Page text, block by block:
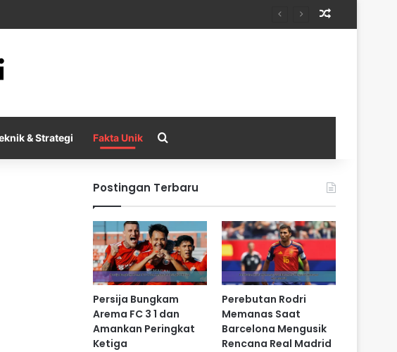
& Strategi Fakta Unik
Postingan Terbaru
Persija Bungkam
Arema FC 3 1 dan
Amankan Peringkat
Ketiga
Perebutan Rodri
Memanas Saat
Barcelona Mengusik
Rencana Real Madrid